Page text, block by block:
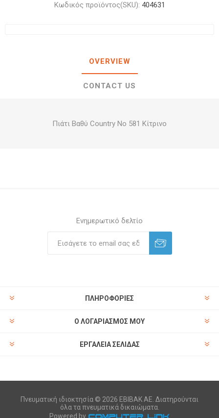
Κωδικός προϊόντος(SKU): 404631
OVERVIEW
CONTACT US
Πιάτι Βαθύ Country Νο 581 Κίτρινο
Ενημερωτικό δελτίο
ΠΛΗΡΟΦΟΡΊΕΣ
Ο ΛΟΓΑΡΙΑΣΜΌΣ ΜΟΥ
ΕΡΓΑΛΕΊΑ ΣΕΛΊΔΑΣ
Πνευματική ιδιοκτησία © 2026 ΕΒΙΒΑΚ ΑΕ. Διατηρούνται
όλα τα πνευματικά δικαιώματα.
Powered by